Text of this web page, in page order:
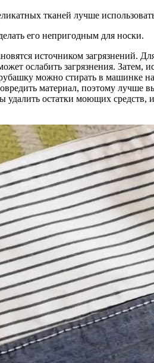
тканей лучше
его непригодным для носки.
источником загрязнений.
ослабить загрязнения. Затем,
можно стирать в машинке
материал, поэтому лучше
остатки моющих средств,